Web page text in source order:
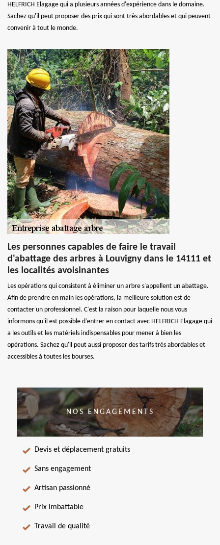
HELFRICH Elagage qui a plusieurs années d'expérience dans le domaine.
Sachez qu'il peut proposer des prix qui sont très abordables et qui peuvent
convenir à tout le monde.
Les personnes capables de faire le travail
d'abattage des arbres à Louvigny dans le 14111 et
les localités avoisinantes
Les opérations qui consistent à éliminer un arbre s'appellent un abattage.
Afin de prendre en main les opérations, la meilleure solution est de
contacter un professionnel. C'est la raison pour laquelle nous vous
informons qu'il est possible d'entrer en contact avec HELFRICH Elagage qui
a les outils et les matériels indispensables pour mener à bien les
opérations. Sachez qu'il peut aussi proposer des tarifs très abordables et
accessibles à toutes les bourses.
NOS ENGAGEMENTS
Devis et déplacement gratuits
Sans engagement
Artisan passionné
Prix imbattable
Travail de qualité